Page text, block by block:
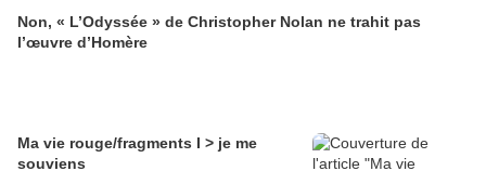
Non, « L’Odyssée » de Christopher Nolan ne trahit pas
l’œuvre d’Homère
Ma vie rouge/fragments I > je me
souviens